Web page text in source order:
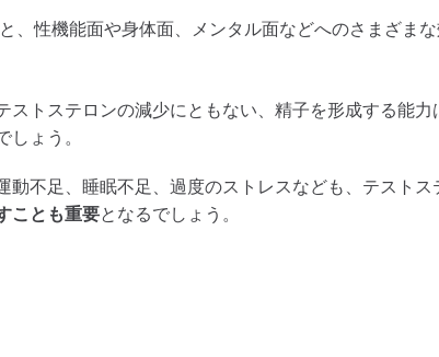
、性機能面や身体面、メンタル面などへのさまざま
ストステロンの減少にともない、精子を形成する能
しょう。
動不足、睡眠不足、過度のストレスなども、テストス
ことも重要となるでしょう。